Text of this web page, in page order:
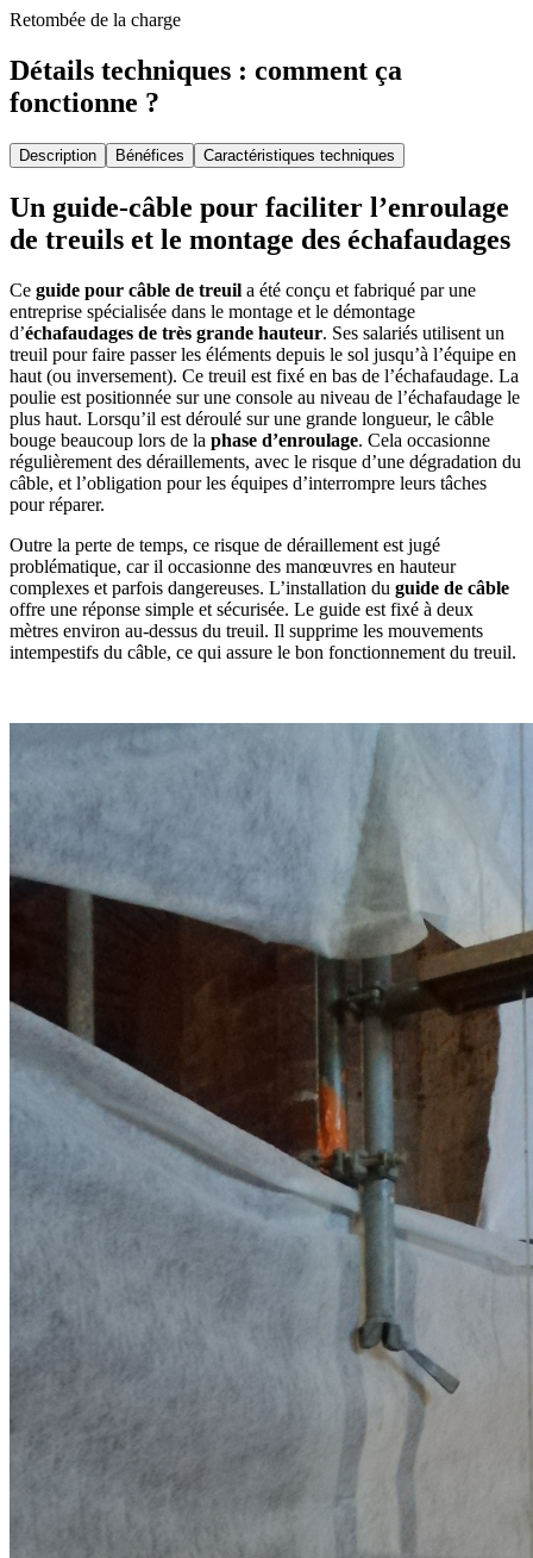
Retombée de la charge
Détails techniques : comment ça
fonctionne ?
Description Bénéfices Caractéristiques techniques
Un guide-câble pour faciliter l’enroulage
de treuils et le montage des échafaudages
Ce guide pour câble de treuil a été conçu et fabriqué par une
entreprise spécialisée dans le montage et le démontage
d’échafaudages de très grande hauteur. Ses salariés utilisent un
treuil pour faire passer les éléments depuis le sol jusqu’à l’équipe en
haut (ou inversement). Ce treuil est fixé en bas de l’échafaudage. La
poulie est positionnée sur une console au niveau de l’échafaudage le
plus haut. Lorsqu’il est déroulé sur une grande longueur, le câble
bouge beaucoup lors de la phase d’enroulage. Cela occasionne
régulièrement des déraillements, avec le risque d’une dégradation du
câble, et l’obligation pour les équipes d’interrompre leurs tâches
pour réparer.
Outre la perte de temps, ce risque de déraillement est jugé
problématique, car il occasionne des manœuvres en hauteur
complexes et parfois dangereuses. L’installation du guide de câble
offre une réponse simple et sécurisée. Le guide est fixé à deux
mètres environ au-dessus du treuil. Il supprime les mouvements
intempestifs du câble, ce qui assure le bon fonctionnement du treuil.